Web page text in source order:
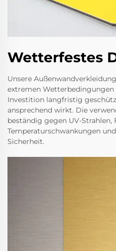
Wetterfestes
Unsere
extremen Wetterbedingungen
Investition langfristig
ansprechend wirkt. Die
beständig gegen UV-
Temperaturschwankungen
Sicherheit.